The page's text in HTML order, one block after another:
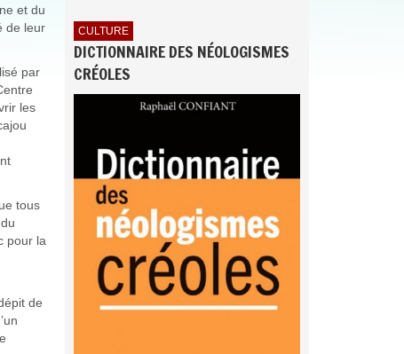
et du
de leur
par
les
tous
pour la
de
CULTURE
DICTIONNAIRE DES NÉOLOGISMES
CRÉOLES